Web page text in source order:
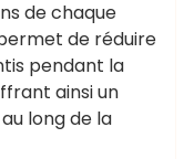
de chaque
de réduire
pendant la
ainsi un
long de la